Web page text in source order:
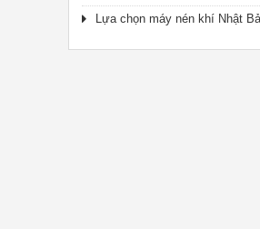
Lựa chọn máy nén khí Nhật